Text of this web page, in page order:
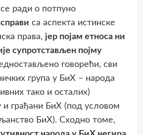
ради о потпуно
са аспекта истинске
права, јер појам етноса ни
супротстављен појму
говорећи, сви
група у БиХ – народа
тако и осталих)
и грађани БиХ (под условом
БиХ). Сходно томе,